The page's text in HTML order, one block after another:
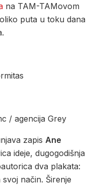
na TAM-TAMovom
puta u toku dana
/ agencija Grey
zapis Ane
ideje, dugogodišnja
dva plakata:
način. Širenje